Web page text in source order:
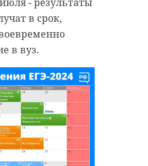
в срок,
в вуз.